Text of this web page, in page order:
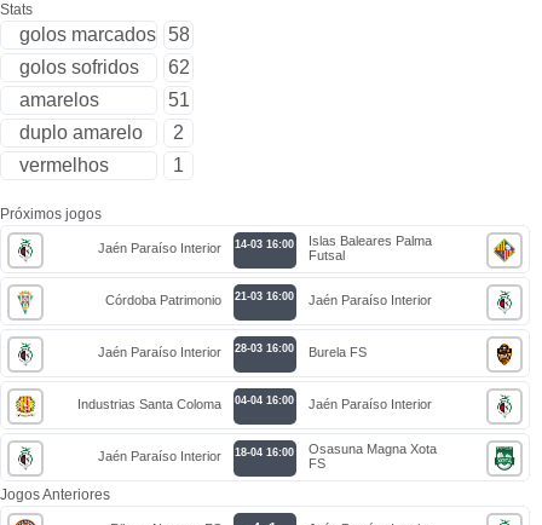
Stats
golos marcados
58
golos sofridos
62
amarelos
51
duplo amarelo
2
vermelhos
1
Próximos jogos
Jaén Paraíso Interior 14-03 16:00
Islas Baleares Palma
Futsal
Córdoba Patrimonio 21-03 16:00 Jaén Paraíso Interior
Jaén Paraíso Interior 28-03 16:00 Burela FS
Industrias Santa Coloma 04-04 16:00 Jaén Paraíso Interior
Jaén Paraíso Interior 18-04 16:00
Osasuna Magna Xota
FS
Jogos Anteriores